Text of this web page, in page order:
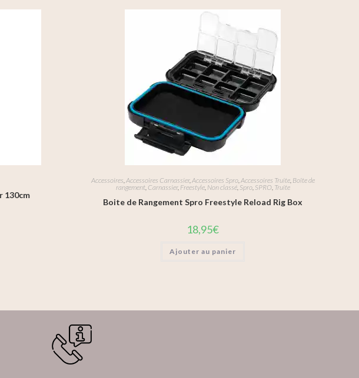
130cm
Accessoires,Accessoires Carnassier,Accessoires Spro,Accessoires Truite, Boîte de
rangement, Carnassier, Freestyle, Non classé, Spro, SPRO, Truite
Boite de Rangement Spro Freestyle Reload Rig Box
18,95€
Ajouter au panier